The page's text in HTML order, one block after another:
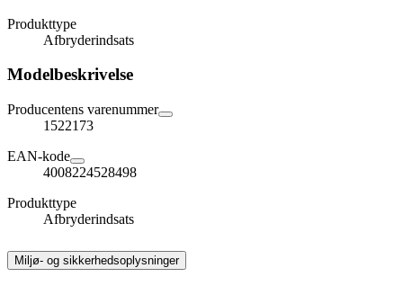
Produkttype
Afbryderindsats
Modelbeskrivelse
Producentens varenummer
1522173
EAN-kode
4008224528498
Produkttype
Afbryderindsats
Miljø- og sikkerhedsoplysninger